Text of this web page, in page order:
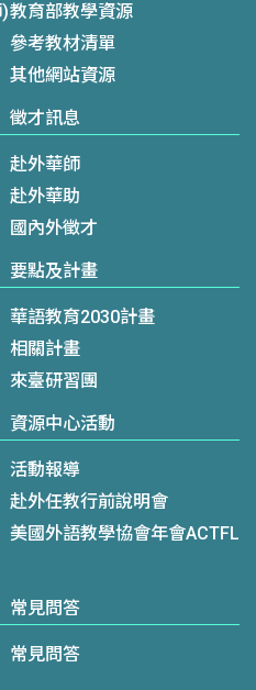
教育部教學資源
參考教材清單
其他網站資源
徵才訊息
赴外華師
赴外華助
國內外徵才
要點及計畫
華語教育2030計畫
相關計畫
來臺研習團
資源中心活動
活動報導
赴外任教行前說明會
美國外語教學協會年會ACTFL
常見問答
常見問答